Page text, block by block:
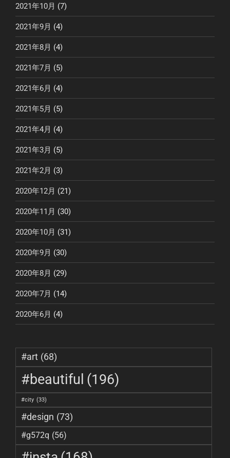
2021年10月 (7)
2021年9月 (4)
2021年8月 (4)
2021年7月 (5)
2021年6月 (4)
2021年5月 (5)
2021年4月 (4)
2021年3月 (5)
2021年2月 (3)
2020年12月 (21)
2020年11月 (30)
2020年10月 (31)
2020年9月 (30)
2020年8月 (29)
2020年7月 (14)
2020年6月 (4)
#art (68)
#beautiful (196)
#city (33)
#design (73)
#g572q (56)